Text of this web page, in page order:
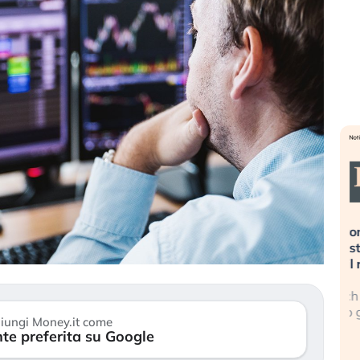
Money.it come
preferita su Google
più
sta
2008?
Russia e Cina pronti a spegnere
Starlink. Gli investitori stanno
sottovalutando il rischio?
ignorare il rischio geopolitico: il (…)
17 luglio 2026